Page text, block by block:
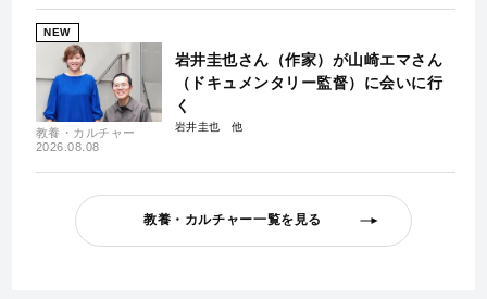
NEW
教養・カルチャー
2026.08.08
岩井圭也さん（作家）が山崎エマさん
（ドキュメンタリー監督）に会いに行
く
岩井圭也
教養・カルチャー一覧を見る